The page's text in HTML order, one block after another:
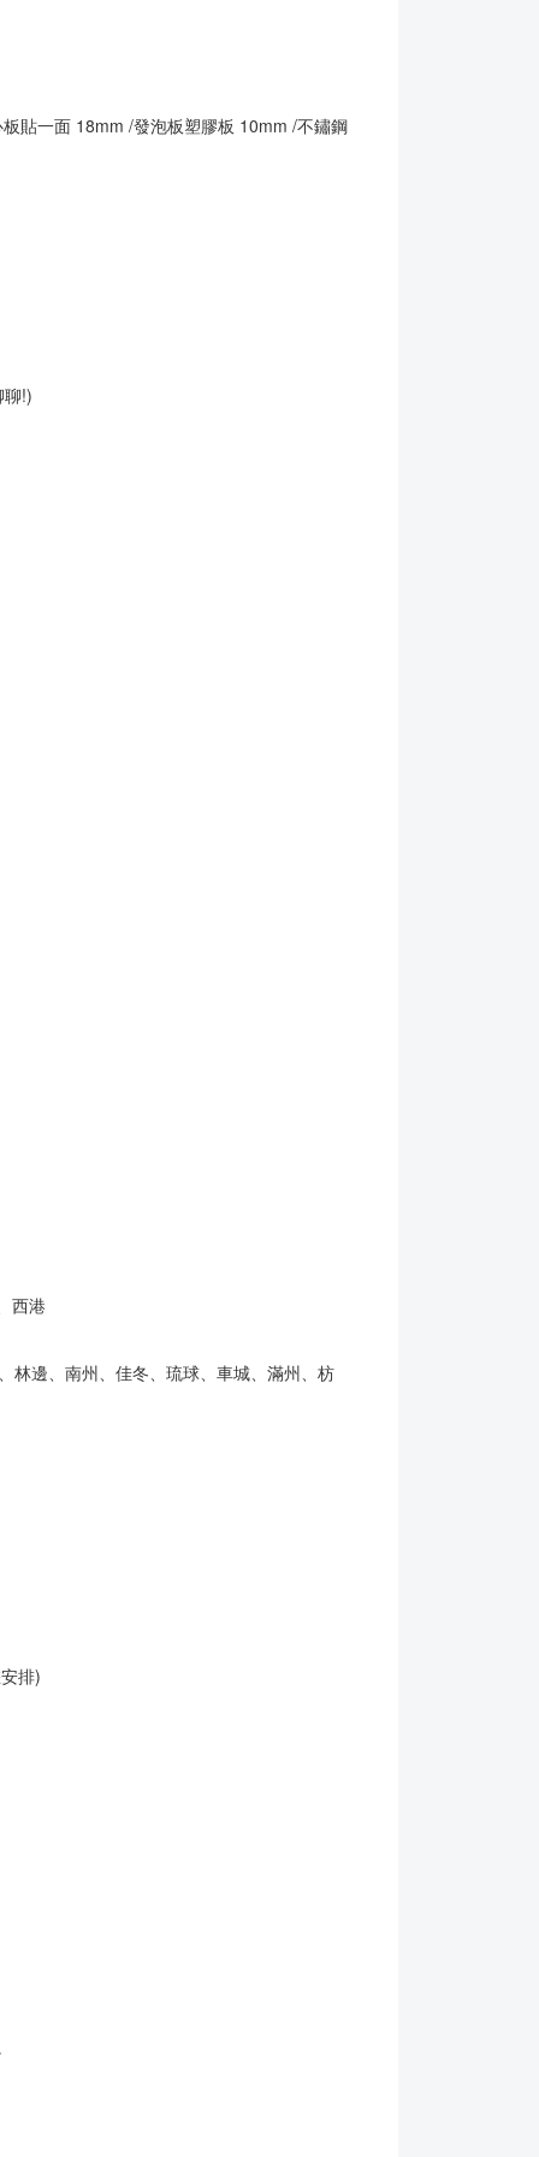
貼一面 18mm /發泡板塑膠板 10mm /不鏽鋼
!)
西港
林邊、南州、佳冬、琉球、車城、滿州、枋
排)